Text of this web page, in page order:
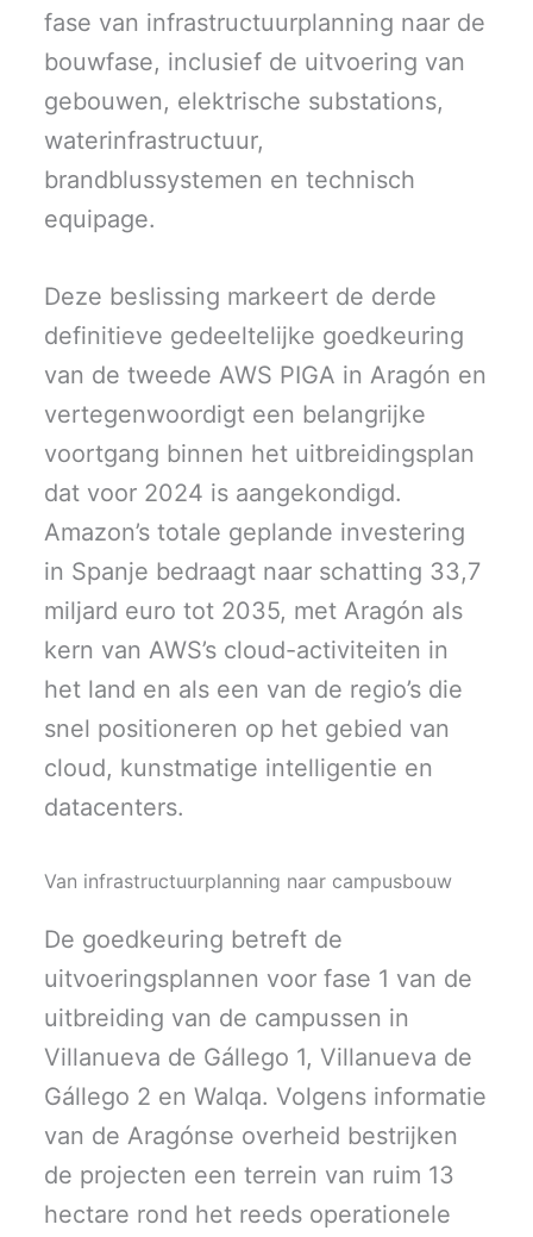
fase van infrastructuurplanning naar de
bouwfase, inclusief de uitvoering van
gebouwen, elektrische substations,
waterinfrastructuur,
brandblussystemen en technisch
equipage.
Deze beslissing markeert de derde
definitieve gedeeltelijke goedkeuring
van de tweede AWS PIGA in Aragón en
vertegenwoordigt een belangrijke
voortgang binnen het uitbreidingsplan
dat voor 2024 is aangekondigd.
Amazon’s totale geplande investering
in Spanje bedraagt naar schatting 33,7
miljard euro tot 2035, met Aragón als
kern van AWS’s cloud-activiteiten in
het land en als een van de regio’s die
snel positioneren op het gebied van
cloud, kunstmatige intelligentie en
datacenters.
Van infrastructuurplanning naar campusbouw
De goedkeuring betreft de
uitvoeringsplannen voor fase 1 van de
uitbreiding van de campussen in
Villanueva de Gállego 1, Villanueva de
Gállego 2 en Walqa. Volgens informatie
van de Aragónse overheid bestrijken
de projecten een terrein van ruim 13
hectare rond het reeds operationele